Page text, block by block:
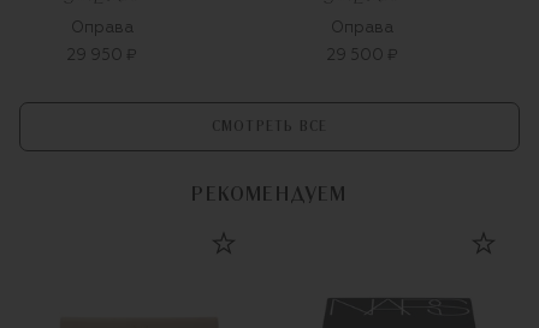
Оправа
29 950 ₽
Оправа
29 500 ₽
СМОТРЕТЬ ВСЕ
РЕКОМЕНДУЕМ